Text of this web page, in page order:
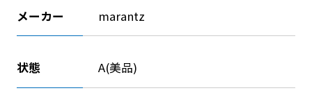
メーカー marantz
状態 A(美品)